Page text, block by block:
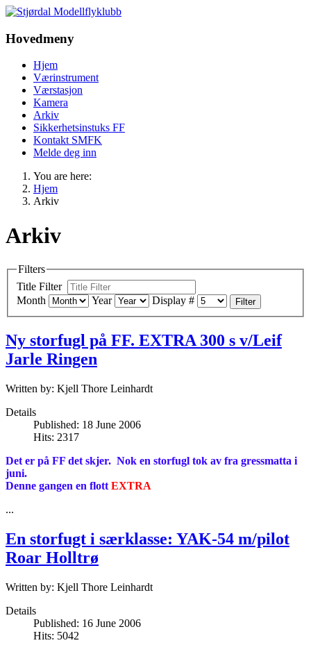
Hovedmeny
Hjem
Værinstrument
Værstasjon
Kamera
Arkiv
Sikkerhetsinstuks FF
Kontakt SMFK
Melde deg inn
You are here:
Hjem
Arkiv
Arkiv
Filters
Title Filter
Month
Year Display # Filter
Ny storfugl på FF. EXTRA 300 s v/Leif
Jarle Ringen
Written by: Kjell Thore Leinhardt
Details
Published: 18 June 2006
Hits: 2317
Det er på FF det skjer. Nok en storfugl tok av fra gressmatta i
juni.
Denne gangen en flott EXTRA
...
En storfugt i særklasse: YAK-54 m/pilot
Roar Holltrø
Written by: Kjell Thore Leinhardt
Details
Published: 16 June 2006
Hits: 5042